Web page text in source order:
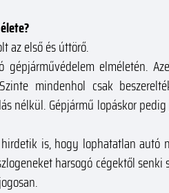
az első és úttörő.
elméletén.
mindenhol csak
nélkül. Gépjármű lopáskor
is, hogy lophatatlan autó
harsogó cégektől senki